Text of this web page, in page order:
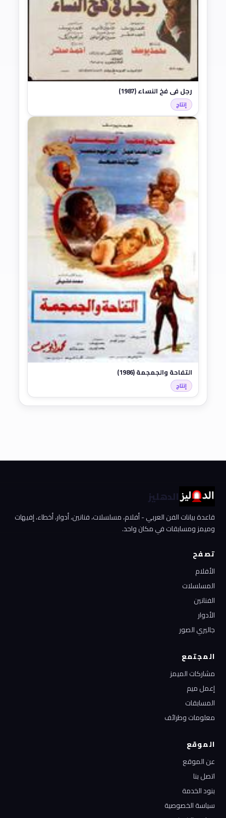
رجل في فخ النساء (1987)
إنتاج
التفاحة والجمجمة (1986)
إنتاج
الدهليز
قاعدة بيانات الفن العربي - أفلام، مسلسلات، فنانين، أدوار، أخطاء، إفيهات
وميمز ومسابقات في مكان واحد.
تصفح
الأفلام
المسلسلات
الفنانين
الأدوار
جاليري الصور
المجتمع
مشاركات الميمز
إعمل ميم
المسابقات
معلومات وطرائف
الموقع
عن الموقع
اتصل بنا
بنود الخدمة
سياسة الخصوصية